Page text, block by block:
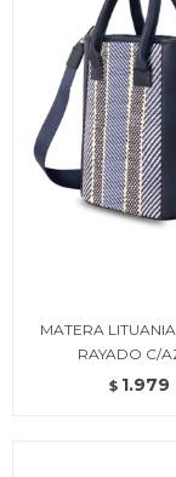
MATERA
RAYADO C/
$ 1.979